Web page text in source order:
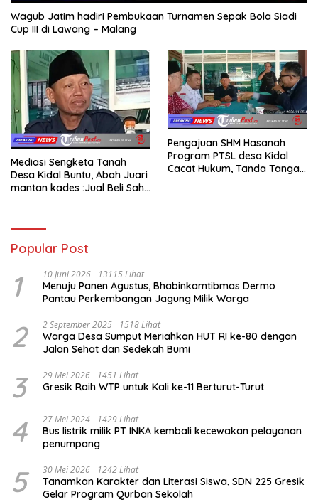
Wagub Jatim hadiri Pembukaan Turnamen Sepak Bola Siadi
Cup III di Lawang – Malang
Mediasi Sengketa Tanah
Desa Kidal Buntu, Abah Juari
mantan kades :Jual Beli Sah,
Membatalkan Hak Warga.
Pengajuan SHM Hasanah
Program PTSL desa Kidal
Cacat Hukum, Tanda Tangan
Popular Post
1 10 Juni 2026 13115 Lihat
Menuju Panen Agustus, Bhabinkamtibmas Dermo
Pantau Perkembangan Jagung Milik Warga
2 2 September 2025 1518 Lihat
Warga Desa Sumput Meriahkan HUT RI ke-80 dengan
Jalan Sehat dan Sedekah Bumi ‎
3 29 Mei 2026 1451 Lihat
Gresik Raih WTP untuk Kali ke-11 Berturut-Turut
4 27 Mei 2024 1429 Lihat
Bus listrik milik PT INKA kembali kecewakan pelayanan
penumpang
5 30 Mei 2026 1242 Lihat
Tanamkan Karakter dan Literasi Siswa, SDN 225 Gresik
Gelar Program Qurban Sekolah